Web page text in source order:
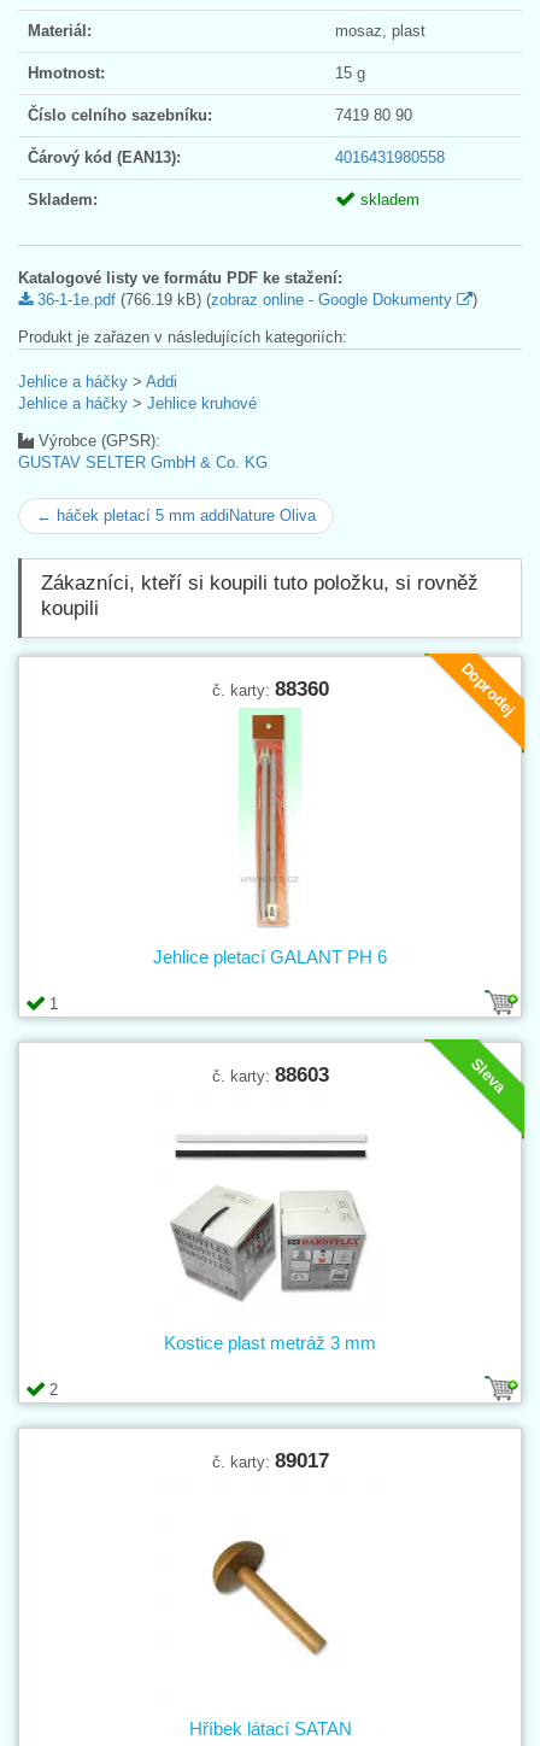
Materiál: mosaz, plast
Hmotnost: 15 g
Číslo celního sazebníku: 7419 80 90
Čárový kód (EAN13): 4016431980558
Skladem: skladem
Katalogové listy ve formátu PDF ke stažení:
36-1-1e.pdf (766.19 kB) (zobraz online - Google Dokumenty )
Produkt je zařazen v následujících kategoriích:
Jehlice a háčky > Addi
Jehlice a háčky > Jehlice kruhové
Výrobce (GPSR):
GUSTAV SELTER GmbH & Co. KG
← háček pletací 5 mm addiNature Oliva
Zákazníci, kteří si koupili tuto položku, si rovněž
koupili
Doprodej
č. karty: 88360
1
Jehlice pletací GALANT PH 6
Sleva
č. karty: 88603
2
Kostice plast metráž 3 mm
č. karty: 89017
Hříbek látací SATAN